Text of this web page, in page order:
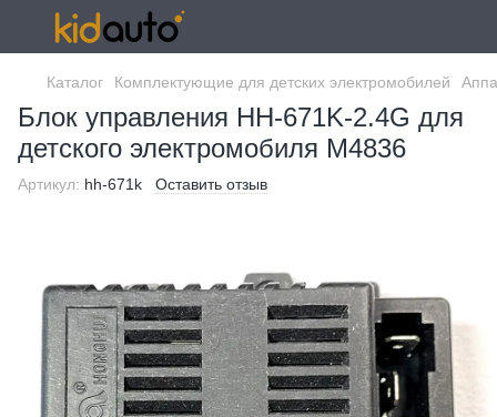
Каталог Комплектующие для детских электромобилей
Блок управления HH-671K-2.4G для
детского электромобиля M4836
Артикул: hh-671k Оставить отзыв